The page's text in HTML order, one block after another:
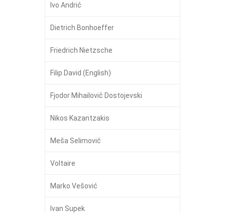
Ivo Andrić
Dietrich Bonhoeffer
Friedrich Nietzsche
Filip David (English)
Fjodor Mihailovič Dostojevski
Nikos Kazantzakis
Meša Selimović
Voltaire
Marko Vešović
Ivan Supek